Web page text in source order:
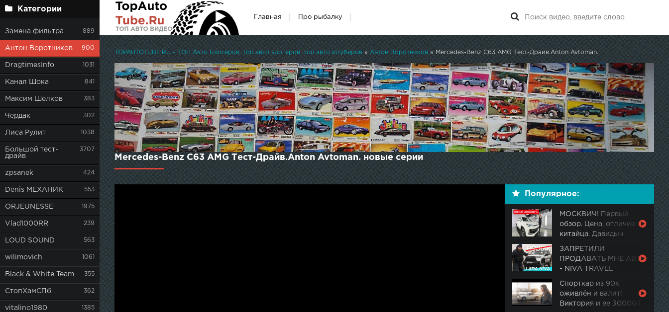
Категории
Замена фильтра 889
Антон Воротников 900
DragtimesInfo 1031
Канал Шока 841
Максим Шелков 383
Чердак 302
Лиса Рулит 1038
Большой тест-
драйв
3707
zpsanek 424
Denis МЕХАНИК 553
ORJEUNESSE 1975
Vlad1000RR 239
LOUD SOUND 563
wilimovich 1061
Black & White Team 355
СтопХамСПб 362
vitalino1980 1385
Главная Про рыбалку
TOPAUTOTUBE.RU - ТОП Авто Блогеров, топ авто влогеров, топ авто ютуберов» Антон Воротников » Mercedes-Benz C63 AMG Тест-Драйв.Anton Avtoman.
Mercedes-Benz C63 AMG Тест-Драйв.Anton Avtoman. новые серии
Популярное:
МОСКВИЧ! Первый
обзор. Цена, отличие от
китайца. Давидыч
ЗАПРЕТИЛИ
ПРОДАВАТЬ МНЕ АВТО
- NIVA TRAVEL
Спорткар из 90х
оживлён и валит!
Виктория и ее 3000GT.